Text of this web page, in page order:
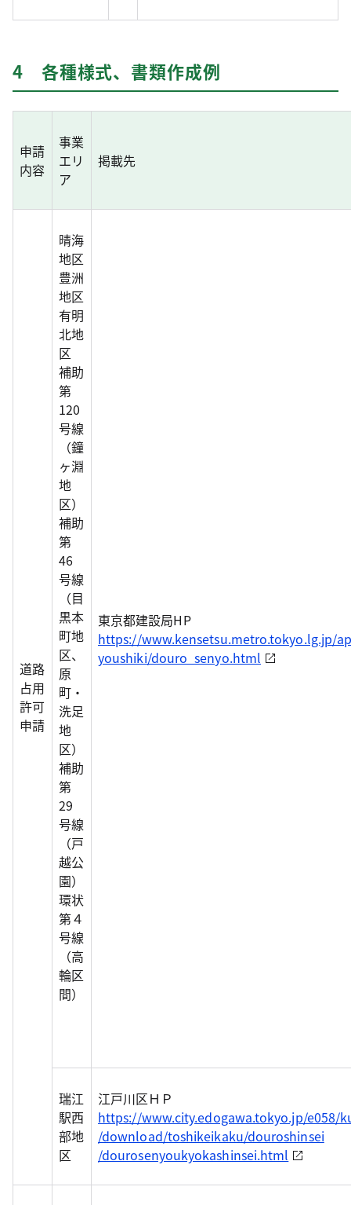
4 各種様式、書類作成例
申請
内容
事業
エリ
ア
掲載先
道路
占用
許可
申請
晴海
地区
豊洲
地区
有明
北地
区
補助
第
120
号線
（鐘
ヶ淵
地
区）
補助
第
46
号線
（目
黒本
町地
区、
原
町・
洗足
地
区）
補助
第
29
号線
（戸
越公
園）
環状
第４
号線
（高
輪区
間）
東京都建設局HP
https://www.kensetsu.metro.tokyo.lg.jp/
youshiki/douro_senyo.html
瑞江
駅西
部地
区
江戸川区ＨＰ
https://www.city.edogawa.tokyo.jp/e058/
/download/toshikeikaku/douroshinsei
/dourosenyoukyokashinsei.html